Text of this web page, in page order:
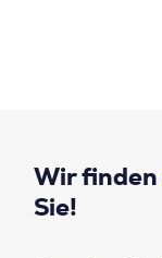
Wir finden
Sie!